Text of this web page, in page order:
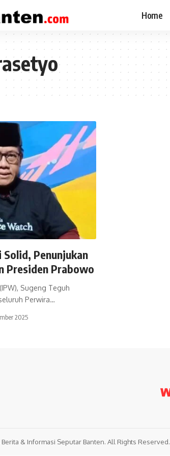
Home
Penunjukan
Presiden Prabowo
Sugeng Teguh
Perwira…
2025
& Informasi Seputar Banten. All Rights Reserved.